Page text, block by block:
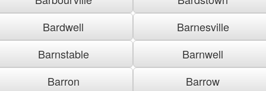
Bardwell
Barnesville
Barnstable
Barnwell
Barron
Barrow